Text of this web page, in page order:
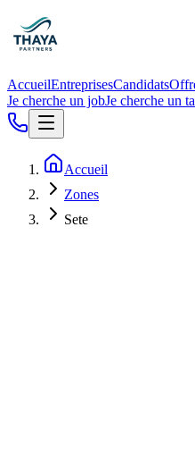
AccueilEntreprisesCandidats
Je cherche un jobJe cherche un
Accueil
Zones
Sete